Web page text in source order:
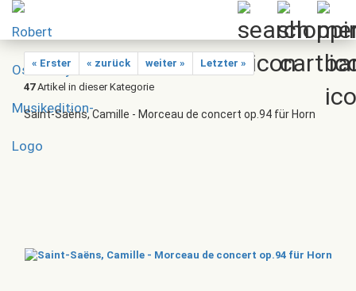
« Erster « zurück weiter »
Letzter »
47Artikel in dieser Kategorie
Saint-Saëns, Camille - Morceau de concert op.94 für Horn